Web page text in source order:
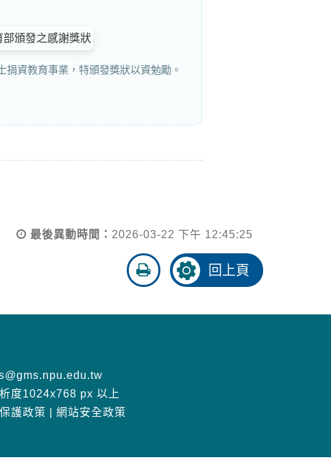
資教育事業，特頒發獎狀以資勉勵。
最後異動時間： 2026-03-22 下午 12:45:25
友
善
印
回上頁
度1024x768 px 以上
護政策
網站安全政策